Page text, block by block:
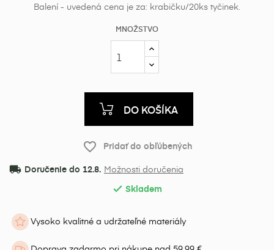
Balení - uvedená cena je za: krabičku/20ks tyčinek.
MNOŽSTVO
DO KOŠÍKA
favorite_border Pridať do obľúbených
local_shipping Doručenie do 12.8. Možnosti doručenia
 Skladem
Vysoko kvalitné a udržateľné materiály